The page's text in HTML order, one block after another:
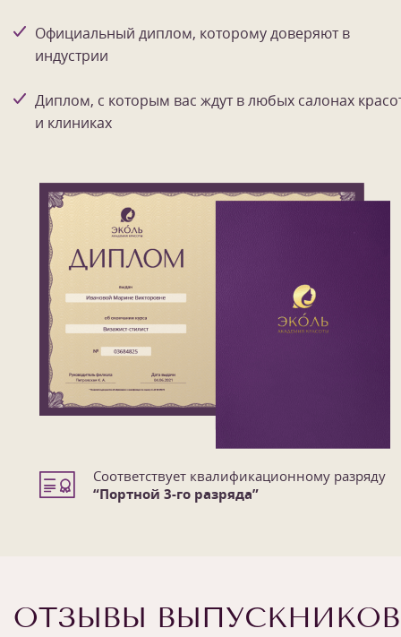
Официальный диплом, которому доверяют в
индустрии
Диплом, с которым вас ждут в любых салонах
и клиниках
Соответствует квалификационному разряду
“Портной 3-го разряда”
ОТЗЫВЫ ВЫПУСКНИКОВ